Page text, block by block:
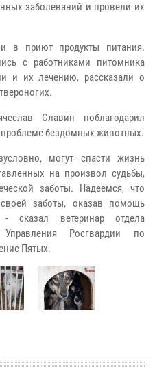
заболеваний и провели их
в приют продукты питания.
с работниками питомника
и их лечению, рассказали о
Славин поблагодарил
бездомных животных.
могут спасти жизнь
на произвол судьбы,
заботы. Надеемся, что
заботы, оказав помощь
ветеринар отдела
Управления Росгвардии по
Пятых.